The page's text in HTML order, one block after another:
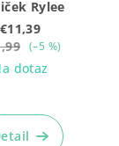
Rylee
€11,39
(–5 %)
dotaz
hodnotenie
produktu